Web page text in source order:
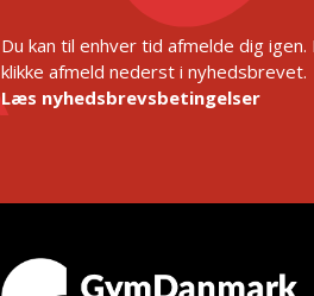
Du kan til enhver tid afmelde dig
klikke afmeld nederst i nyhedsbrevet.
Læs nyhedsbrevsbetingelser